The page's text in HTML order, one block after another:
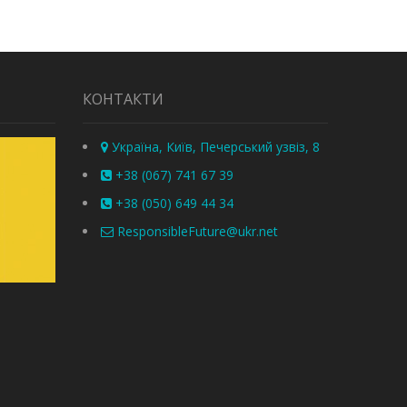
КОНТАКТИ
Україна, Київ, Печерський узвіз, 8
+38 (067) 741 67 39
+38 (050) 649 44 34
ResponsibleFuture@ukr.net